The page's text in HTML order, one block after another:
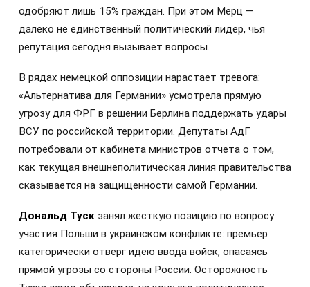
одобряют лишь 15% граждан. При этом Мерц —
далеко не единственный политический лидер, чья
репутация сегодня вызывает вопросы.
В рядах немецкой оппозиции нарастает тревога:
«Альтернатива для Германии» усмотрела прямую
угрозу для ФРГ в решении Берлина поддержать удары
ВСУ по российской территории. Депутаты АдГ
потребовали от кабинета министров отчета о том,
как текущая внешнеполитическая линия правительства
сказывается на защищенности самой Германии.
Дональд Туск занял жесткую позицию по вопросу
участия Польши в украинском конфликте: премьер
категорически отверг идею ввода войск, опасаясь
прямой угрозы со стороны России. Осторожность